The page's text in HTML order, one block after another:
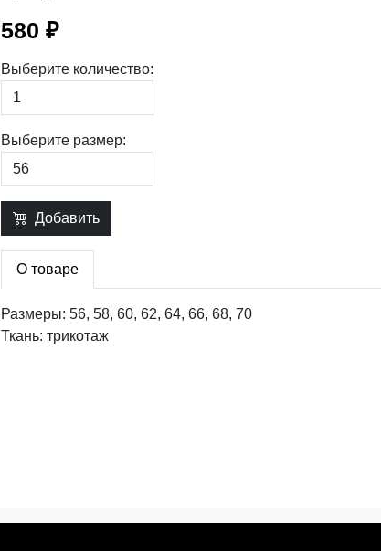
580 ₽
Выберите количество:
Выберите размер:
Добавить
О товаре
Размеры: 56, 58, 60, 62, 64, 66, 68, 70
Ткань: трикотаж